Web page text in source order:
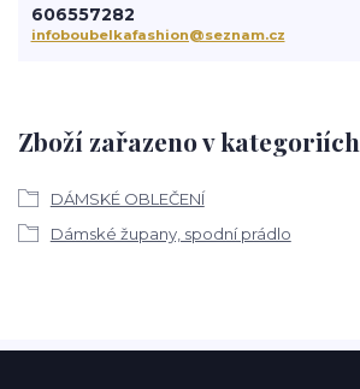
Zboží zařazeno v kategoriích
DÁMSKÉ OBLEČENÍ
Dámské župany, spodní prádlo
606557282
infoboubelkafashion@seznam.cz